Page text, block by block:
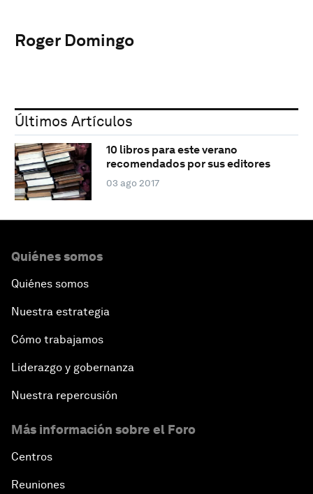
Roger Domingo
Últimos Artículos
10 libros para este verano
recomendados por sus editores
03 ago 2017
Quiénes somos
Quiénes somos
Nuestra estrategia
Cómo trabajamos
Liderazgo y gobernanza
Nuestra repercusión
Más información sobre el Foro
Centros
Reuniones